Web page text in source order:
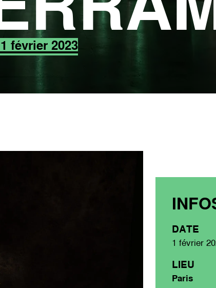
février 2023
DATE
1 février
LIEU
Paris